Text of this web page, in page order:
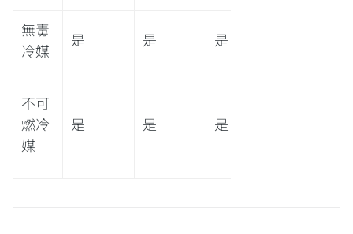
無毒
冷媒
是 是 是
不可
燃冷
媒
是 是 是